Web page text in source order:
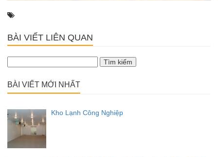
BÀI VIẾT LIÊN QUAN
kiếm
BÀI VIẾT MỚI NHẤT
Kho Lạnh Công Nghiệp